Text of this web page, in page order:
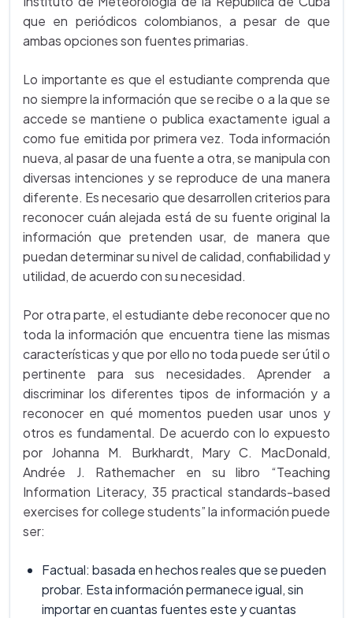
que en periódicos colombianos, a pesar de que
ambas opciones son fuentes primarias.
Lo importante es que el estudiante comprenda que
no siempre la información que se recibe o a la que se
accede se mantiene o publica exactamente igual a
como fue emitida por primera vez. Toda información
nueva, al pasar de una fuente a otra, se manipula con
diversas intenciones y se reproduce de una manera
diferente. Es necesario que desarrollen criterios para
reconocer cuán alejada está de su fuente original la
información que pretenden usar, de manera que
puedan determinar su nivel de calidad, confiabilidad y
utilidad, de acuerdo con su necesidad.
Por otra parte, el estudiante debe reconocer que no
toda la información que encuentra tiene las mismas
características y que por ello no toda puede ser útil o
pertinente para sus necesidades. Aprender a
discriminar los diferentes tipos de información y a
reconocer en qué momentos pueden usar unos y
otros es fundamental. De acuerdo con lo expuesto
por Johanna M. Burkhardt, Mary C. MacDonald,
Andrée J. Rathemacher en su libro “Teaching
Information Literacy, 35 practical standards-based
exercises for college students” la información puede
ser:
Factual: basada en hechos reales que se pueden
probar. Esta información permanece igual, sin
importar en cuantas fuentes este y cuantas